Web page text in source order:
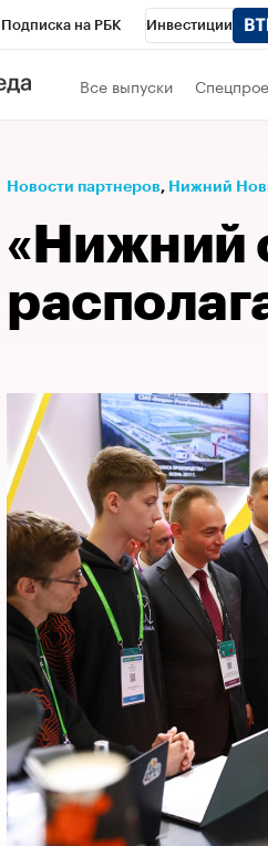
Подписка на РБК Инвестиции
Телеканал
Спецпроекты Проверка
Все выпуски
Новости партнеров⁠, Нижний
«Нижний